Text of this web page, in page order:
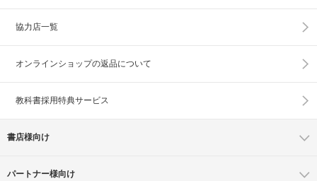
協力店一覧
オンラインショップの返品について
教科書採用特典サービス
書店様向け
パートナー様向け